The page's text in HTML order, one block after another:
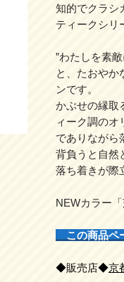
知的でクラシ
ティークシリ
”わたしを素
と、たおやか
ンです。
かぶせの縁取
ィーク調のオ
でありながら
背負うと自然
落ち着きが際
NEWカラー
この商品ペ
◆販売店◆京